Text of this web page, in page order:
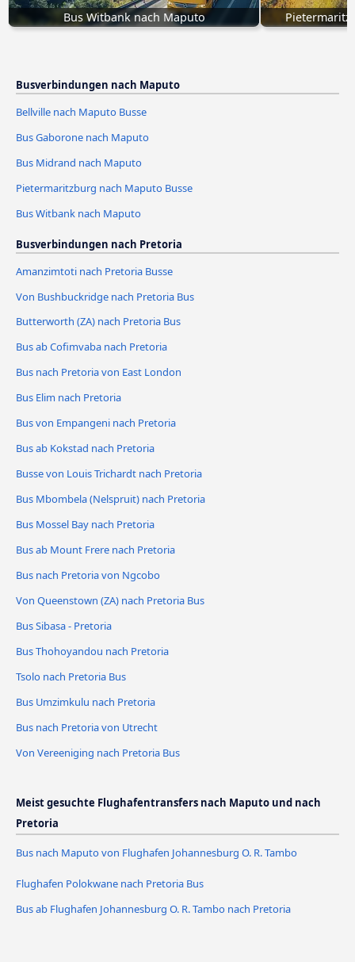
Bus Witbank nach Maputo
Busverbindungen nach Maputo
Bellville nach Maputo Busse
Bus Gaborone nach Maputo
Bus Midrand nach Maputo
Pietermaritzburg nach Maputo Busse
Bus Witbank nach Maputo
Busverbindungen nach Pretoria
Amanzimtoti nach Pretoria Busse
Von Bushbuckridge nach Pretoria Bus
Butterworth (ZA) nach Pretoria Bus
Bus ab Cofimvaba nach Pretoria
Bus nach Pretoria von East London
Bus Elim nach Pretoria
Bus von Empangeni nach Pretoria
Bus ab Kokstad nach Pretoria
Busse von Louis Trichardt nach Pretoria
Bus Mbombela (Nelspruit) nach Pretoria
Bus Mossel Bay nach Pretoria
Bus ab Mount Frere nach Pretoria
Bus nach Pretoria von Ngcobo
Von Queenstown (ZA) nach Pretoria Bus
Bus Sibasa - Pretoria
Bus Thohoyandou nach Pretoria
Tsolo nach Pretoria Bus
Bus Umzimkulu nach Pretoria
Bus nach Pretoria von Utrecht
Von Vereeniging nach Pretoria Bus
Meist gesuchte Flughafentransfers nach Maputo und nach
Pretoria
Bus nach Maputo von Flughafen Johannesburg O. R. Tambo
Flughafen Polokwane nach Pretoria Bus
Bus ab Flughafen Johannesburg O. R. Tambo nach Pretoria